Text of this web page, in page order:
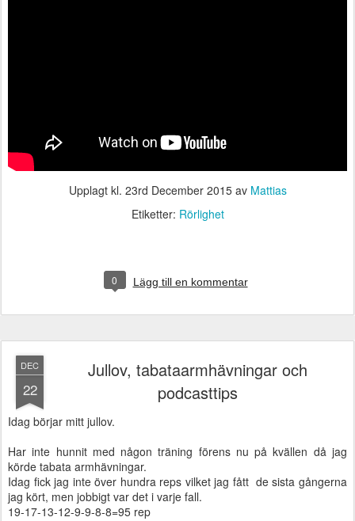
Upplagt kl. 23rd December 2015av Mattias
Etiketter: Rörlighet
0 Lägg till en kommentar
DEC
22
Jullov, tabataarmhävningar och
podcasttips
Idag börjar mitt jullov.
Har inte hunnit med någon träning förens nu på kvällen då jag
körde tabata armhävningar.
Idag fick jag inte över hundra reps vilket jag fått de sista gångerna
jag kört, men jobbigt var det i varje fall.
19-17-13-12-9-9-8-8=95 rep